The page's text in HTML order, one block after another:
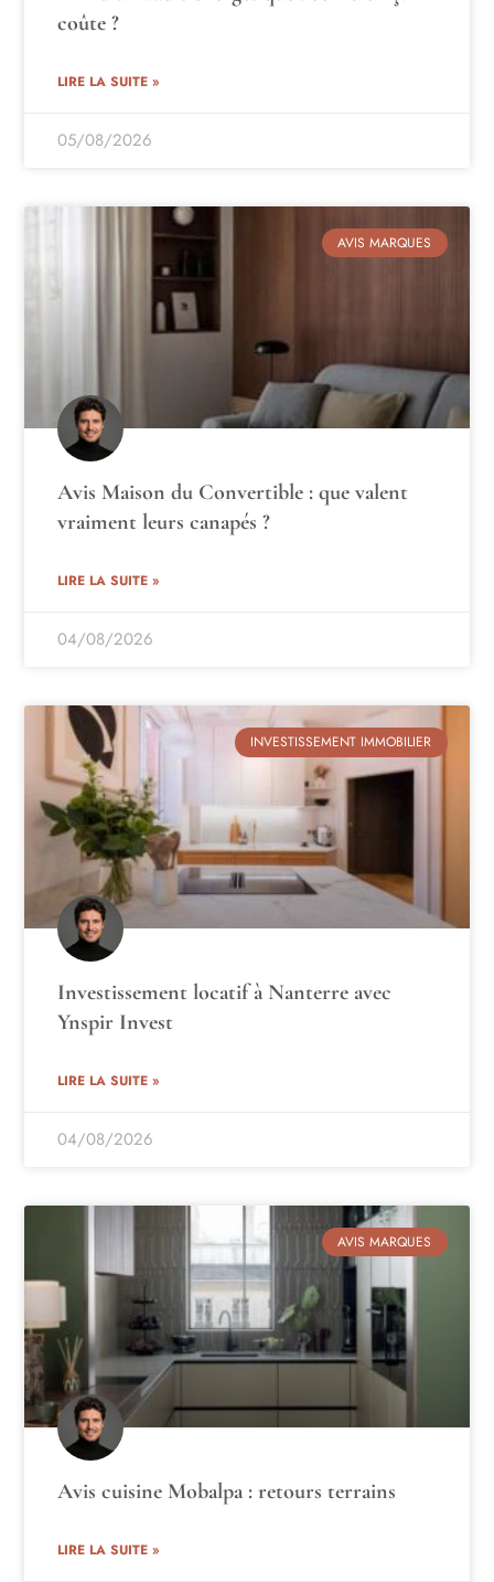
coûte ?
LIRE LA SUITE »
05/08/2026
AVIS MARQUES
Avis Maison du Convertible : que valent
vraiment leurs canapés ?
LIRE LA SUITE »
04/08/2026
INVESTISSEMENT IMMOBILIER
Investissement locatif à Nanterre avec
Ynspir Invest
LIRE LA SUITE »
04/08/2026
AVIS MARQUES
Avis cuisine Mobalpa : retours terrains
LIRE LA SUITE »